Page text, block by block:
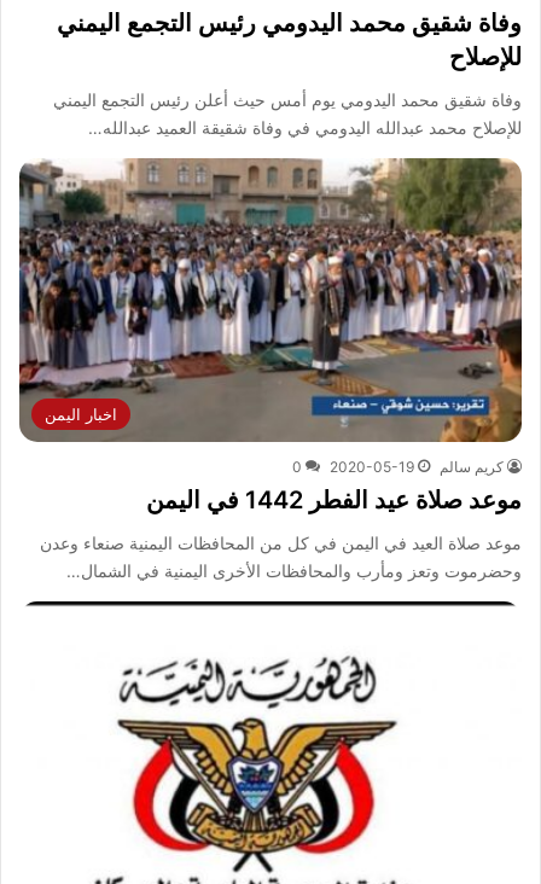
وفاة شقيق محمد اليدومي رئيس التجمع اليمني
للإصلاح
وفاة شقيق محمد اليدومي يوم أمس حيث أعلن رئيس التجمع اليمني
للإصلاح محمد عبدالله اليدومي في وفاة شقيقة العميد عبدالله…
اخبار اليمن
كريم سالم 2020-05-19
0
موعد صلاة عيد الفطر 1442 في اليمن
موعد صلاة العيد في اليمن في كل من المحافظات اليمنية صنعاء وعدن
وحضرموت وتعز ومأرب والمحافظات الأخرى اليمنية في الشمال…